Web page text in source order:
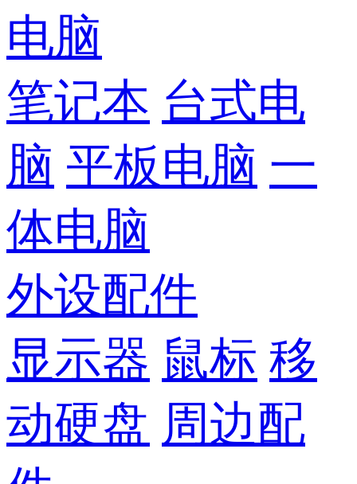
电脑
笔记本 台式电
脑 平板电脑 一
体电脑
外设配件
显示器 鼠标 移
动硬盘 周边配